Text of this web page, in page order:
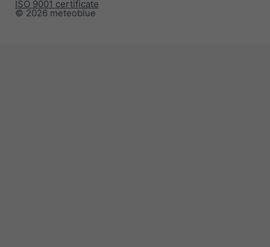
© 2026 meteoblue
ISO 9001 certificate